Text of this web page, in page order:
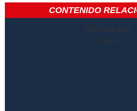
CONTENIDO
No data was
found